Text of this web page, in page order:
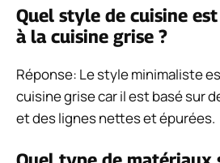
Quel style de cuisine
à la cuisine grise ?
Réponse: Le style minimaliste
cuisine grise car il est basé sur
et des lignes nettes et épurées.